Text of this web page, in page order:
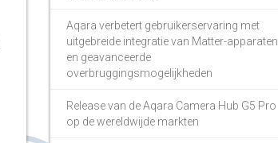
Aqara verbetert gebruikerservaring met
uitgebreide integratie van Matter-apparaten
en geavanceerde
overbruggingsmogelijkheden
Release van de Aqara Camera Hub G5 Pro
op de wereldwijde markten